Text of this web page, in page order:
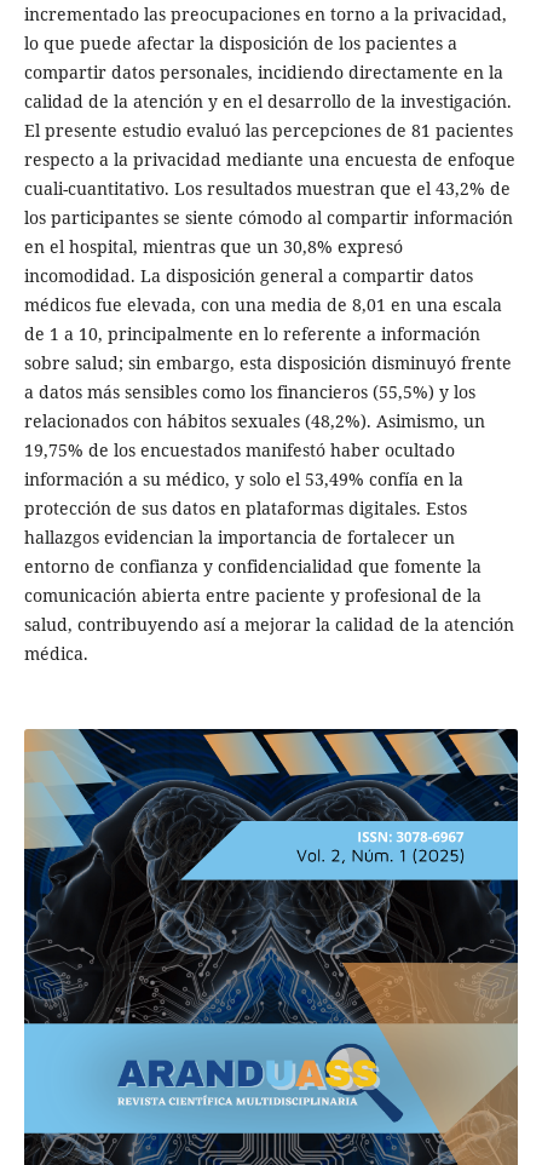
incrementado las preocupaciones en torno a la privacidad,
lo que puede afectar la disposición de los pacientes a
compartir datos personales, incidiendo directamente en la
calidad de la atención y en el desarrollo de la investigación.
El presente estudio evaluó las percepciones de 81 pacientes
respecto a la privacidad mediante una encuesta de enfoque
cuali-cuantitativo. Los resultados muestran que el 43,2% de
los participantes se siente cómodo al compartir información
en el hospital, mientras que un 30,8% expresó
incomodidad. La disposición general a compartir datos
médicos fue elevada, con una media de 8,01 en una escala
de 1 a 10, principalmente en lo referente a información
sobre salud; sin embargo, esta disposición disminuyó frente
a datos más sensibles como los financieros (55,5%) y los
relacionados con hábitos sexuales (48,2%). Asimismo, un
19,75% de los encuestados manifestó haber ocultado
información a su médico, y solo el 53,49% confía en la
protección de sus datos en plataformas digitales. Estos
hallazgos evidencian la importancia de fortalecer un
entorno de confianza y confidencialidad que fomente la
comunicación abierta entre paciente y profesional de la
salud, contribuyendo así a mejorar la calidad de la atención
médica.